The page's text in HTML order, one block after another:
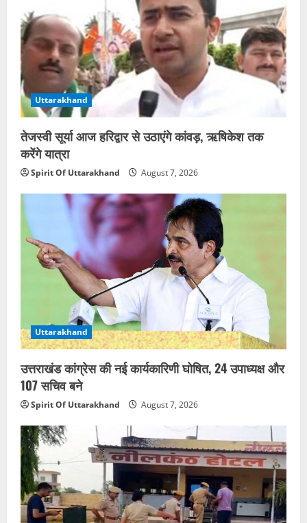
Uttarakhand
तेजस्वी सूर्या आज हरिद्वार से उठाएंगे कांवड़, ऋषिकेश तक
करेंगे यात्रा
Spirit Of Uttarakhand August 7, 2026
Uttarakhand
उत्तराखंड कांग्रेस की नई कार्यकारिणी घोषित, 24 उपाध्यक्ष और
107 सचिव बने
Spirit Of Uttarakhand August 7, 2026